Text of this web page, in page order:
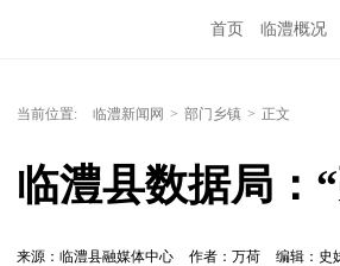
首页 临澧概况
当前位置: 临澧新闻网 > 部门乡镇 > 正文
临澧县数据局：
来源：临澧县融媒体中心 作者：万荷 编辑：史